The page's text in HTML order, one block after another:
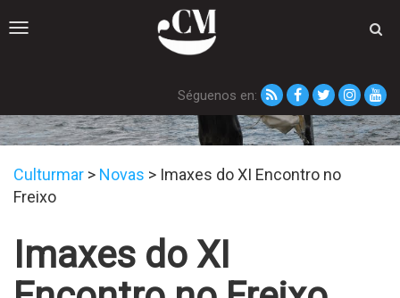
Toggle
Séguenos en:
Novas
Culturmar > Novas > Imaxes do XI Encontro no
Freixo
Imaxes do XI